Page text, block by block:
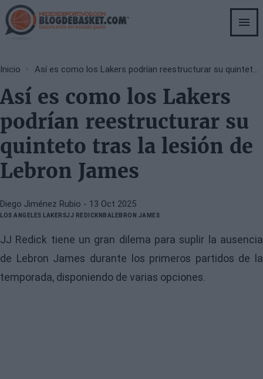
Skip
to
main
Breadcrumb
Inicio Así es como los Lakers podrían reestructurar su quinteto tras la lesión de Lebron James
Así es como los Lakers
podrían reestructurar su
quinteto tras la lesión de
Lebron James
Diego Jiménez Rubio - 13 Oct 2025
LOS ANGELES LAKERSJJ REDICKNBALEBRON JAMES
JJ Redick tiene un gran dilema para suplir la ausencia
de Lebron James durante los primeros partidos de la
temporada, disponiendo de varias opciones.